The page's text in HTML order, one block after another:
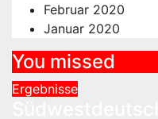
Februar 2020
Januar 2020
You missed
Ergebnisse